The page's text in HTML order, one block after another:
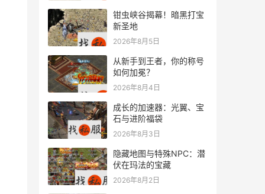
钳虫峡谷揭幕！暗黑打宝
新圣地
2026年8月5日
从新手到王者，你的称号
如何加冕？
2026年8月4日
成长的加速器：光翼、宝
石与进阶福袋
2026年8月3日
隐藏地图与特殊NPC：潜
伏在玛法的宝藏
2026年8月2日